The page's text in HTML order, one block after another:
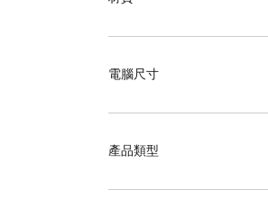
電腦尺寸
產品類型